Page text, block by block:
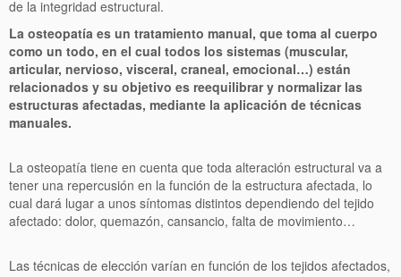
de la integridad estructural.
La osteopatía es un tratamiento manual, que toma al cuerpo
como un todo, en el cual todos los sistemas (muscular,
articular, nervioso, visceral, craneal, emocional…) están
relacionados y su objetivo es reequilibrar y normalizar las
estructuras afectadas, mediante la aplicación de técnicas
manuales.
La osteopatía tiene en cuenta que toda alteración estructural va a
tener una repercusión en la función de la estructura afectada, lo
cual dará lugar a unos síntomas distintos dependiendo del tejido
afectado: dolor, quemazón, cansancio, falta de movimiento…
Las técnicas de elección varían en función de los tejidos afectados,